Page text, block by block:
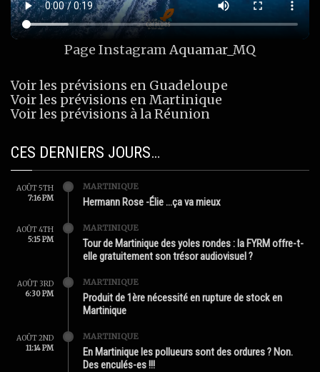
Page Instagram Aquamar_MQ
Voir les prévisions en Guadeloupe
Voir les prévisions en Martinique
Voir les prévisions à la Réunion
CES DERNIERS JOURS…
AOÛT 5TH
7:16 PM
MARTINIQUE
Hermann Rose -Élie …ça va mieux
AOÛT 4TH
5:15 PM
MARTINIQUE
Tour de Martinique des yoles rondes : la FYRM offre-t-
elle gratuitement son trésor audiovisuel ?
AOÛT 3RD
6:30 PM
MARTINIQUE
Produit de 1ère nécessité en rupture de stock en
Martinique
AOÛT 2ND
11:14 PM
MARTINIQUE
En Martinique les pollueurs sont des ordures ? Non.
Des enculés-es !!!